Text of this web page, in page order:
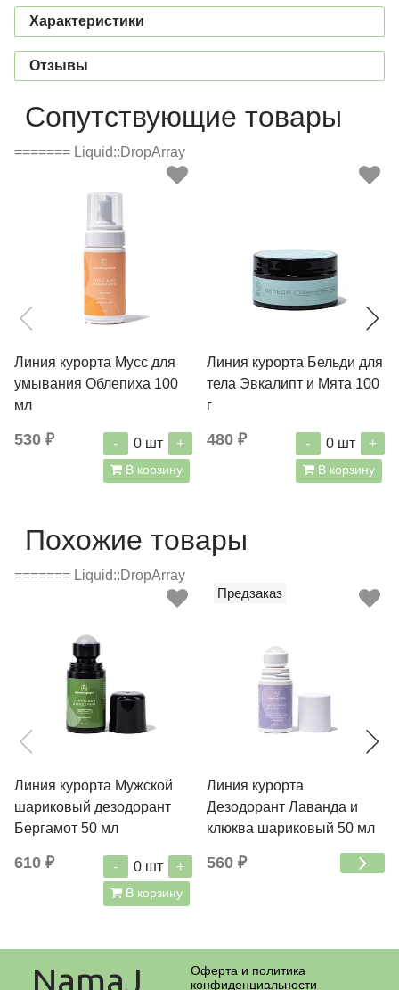
Характеристики
Отзывы
Сопутствующие товары
======= Liquid::DropArray
Линия курорта Мусс для
умывания Облепиха 100
мл
530 ₽ - 0 шт +
В корзину
Линия курорта Бельди для
тела Эвкалипт и Мята 100
г
480 ₽ - 0 шт +
В корзину
Похожие товары
======= Liquid::DropArray
Линия курорта Мужской
шариковый дезодорант
Бергамот 50 мл
610 ₽ - 0 шт +
В корзину
Предзаказ
Линия курорта
Дезодорант Лаванда и
клюква шариковый 50 мл
560 ₽
NamaJ
Оферта и политика
конфиденциальности